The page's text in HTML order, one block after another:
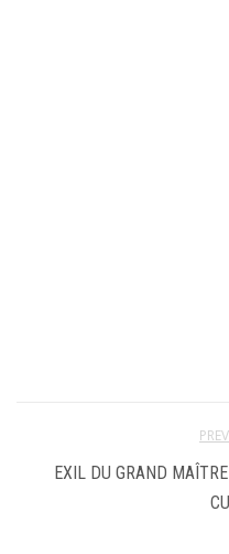
EXIL DU GRAND